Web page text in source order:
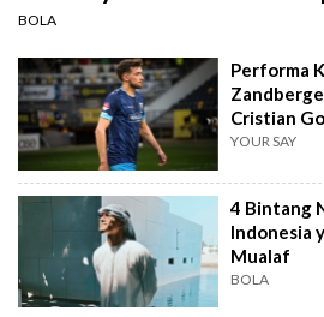
BOLA
Performa
Cristian
YOUR SAY
4 Bintang
Indonesia
Mualaf
BOLA